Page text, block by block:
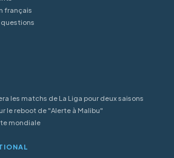
français
questions
les matchs de La Liga pour deux saisons
le reboot de "Alerte à Malibu"
mondiale